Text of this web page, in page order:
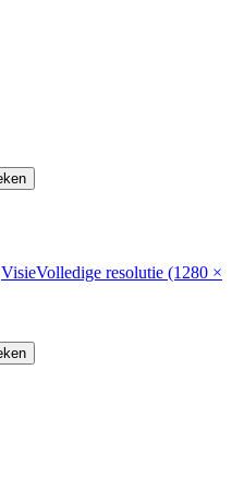
VisieVolledige resolutie (1280 ×